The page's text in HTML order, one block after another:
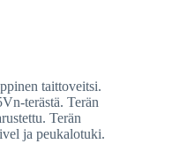
taittoveitsi.
terästä. Terän
Terän
ja peukalotuki.